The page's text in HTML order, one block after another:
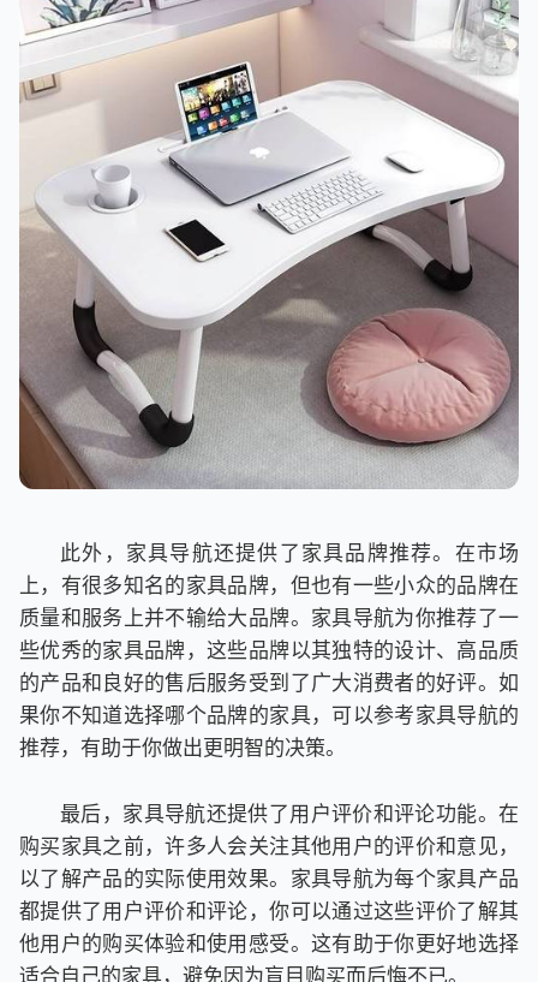
此外，家具导航还提供了家具品牌推荐。在市场
上，有很多知名的家具品牌，但也有一些小众的品牌在
质量和服务上并不输给大品牌。家具导航为你推荐了一
些优秀的家具品牌，这些品牌以其独特的设计、高品质
的产品和良好的售后服务受到了广大消费者的好评。如
果你不知道选择哪个品牌的家具，可以参考家具导航的
推荐，有助于你做出更明智的决策。
最后，家具导航还提供了用户评价和评论功能。在
购买家具之前，许多人会关注其他用户的评价和意见，
以了解产品的实际使用效果。家具导航为每个家具产品
都提供了用户评价和评论，你可以通过这些评价了解其
他用户的购买体验和使用感受。这有助于你更好地选择
适合自己的家具，避免因为盲目购买而后悔不已。